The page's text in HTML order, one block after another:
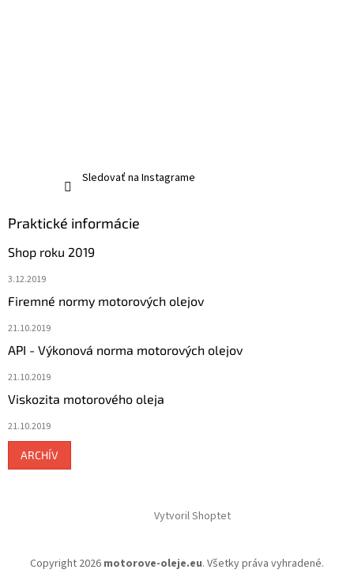
Sledovať na Instagrame
Praktické informácie
Shop roku 2019
3.12.2019
Firemné normy motorových olejov
21.10.2019
API - Výkonová norma motorových olejov
21.10.2019
Viskozita motorového oleja
21.10.2019
ARCHÍV
Vytvoril Shoptet
Copyright 2026 motorove-oleje.eu. Všetky práva vyhradené.